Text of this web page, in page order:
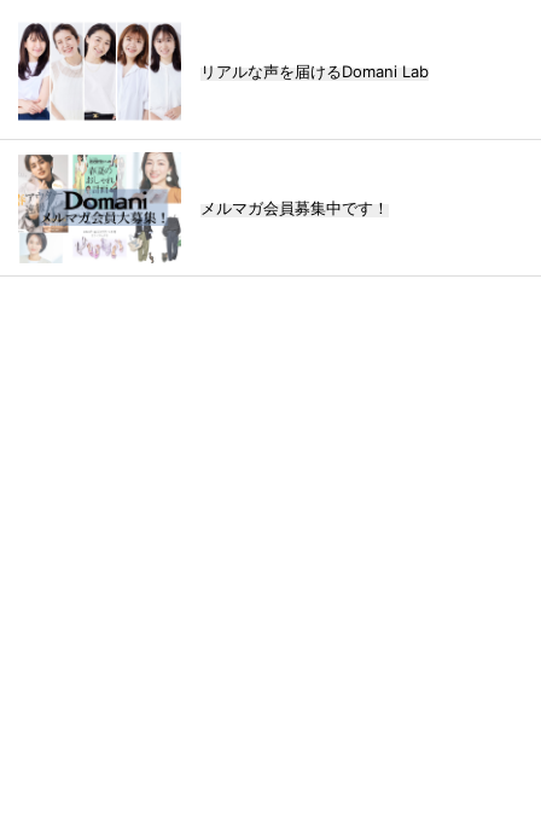
リアルな声を届けるDomani Lab
メルマガ会員募集中です！